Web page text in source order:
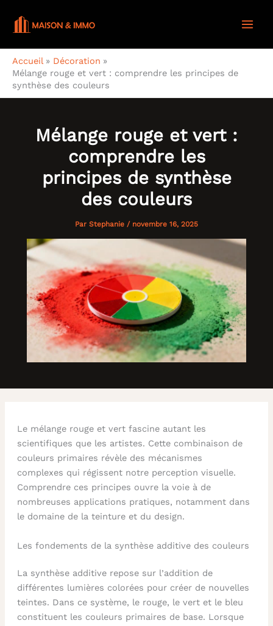
contenu
Accueil
Décoration
Mélange rouge et vert : comprendre les principes de
synthèse des couleurs
Mélange rouge et vert :
comprendre les
principes de synthèse
des couleurs
Par Stephanie / novembre 16, 2025
Le mélange rouge et vert fascine autant les
scientifiques que les artistes. Cette combinaison de
couleurs primaires révèle des mécanismes
complexes qui régissent notre perception visuelle.
Comprendre ces principes ouvre la voie à de
nombreuses applications pratiques, notamment dans
le domaine de la teinture et du design.
Les fondements de la synthèse additive des couleurs
La synthèse additive repose sur l’addition de
différentes lumières colorées pour créer de nouvelles
teintes. Dans ce système, le rouge, le vert et le bleu
constituent les couleurs primaires de base. Lorsque